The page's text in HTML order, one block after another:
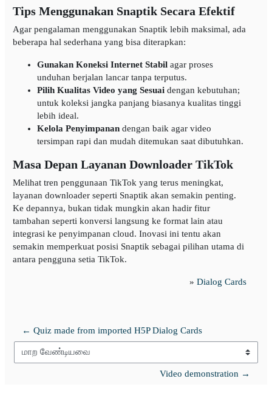
Tips Menggunakan Snaptik Secara Efektif
Agar pengalaman menggunakan Snaptik lebih maksimal, ada
beberapa hal sederhana yang bisa diterapkan:
Gunakan Koneksi Internet Stabilagar proses
unduhan berjalan lancar tanpa terputus.
Pilih Kualitas Video yang Sesuaidengan kebutuhan;
untuk koleksi jangka panjang biasanya kualitas tinggi
lebih ideal.
Kelola Penyimpanandengan baik agar video
tersimpan rapi dan mudah ditemukan saat dibutuhkan.
Masa Depan Layanan Downloader TikTok
Melihat tren penggunaan TikTok yang terus meningkat,
layanan downloader seperti Snaptik akan semakin penting.
Ke depannya, bukan tidak mungkin akan hadir fitur
tambahan seperti konversi langsung ke format lain atau
integrasi ke penyimpanan cloud. Inovasi ini tentu akan
semakin memperkuat posisi Snaptik sebagai pilihan utama di
antara pengguna setia TikTok.
» Dialog Cards
← Quiz made from imported H5P Dialog Cards
மாற வேண்டியவை
Video demonstration →